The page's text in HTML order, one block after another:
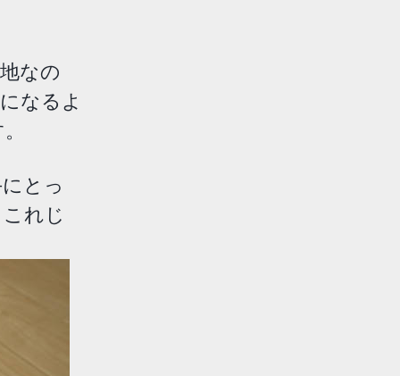
なの
なるよ
とっ
れじ